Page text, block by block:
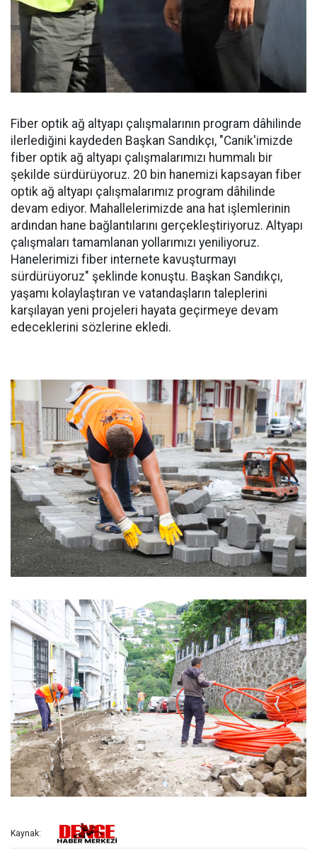
Fiber optik ağ altyapı çalışmalarının program dâhilinde
ilerlediğini kaydeden Başkan Sandıkçı, "Canik'imizde
fiber optik ağ altyapı çalışmalarımızı hummalı bir
şekilde sürdürüyoruz. 20 bin hanemizi kapsayan fiber
optik ağ altyapı çalışmalarımız program dâhilinde
devam ediyor. Mahallelerimizde ana hat işlemlerinin
ardından hane bağlantılarını gerçekleştiriyoruz. Altyapı
çalışmaları tamamlanan yollarımızı yeniliyoruz.
Hanelerimizi fiber internete kavuşturmayı
sürdürüyoruz" şeklinde konuştu. Başkan Sandıkçı,
yaşamı kolaylaştıran ve vatandaşların taleplerini
karşılayan yeni projeleri hayata geçirmeye devam
edeceklerini sözlerine ekledi.
Kaynak: